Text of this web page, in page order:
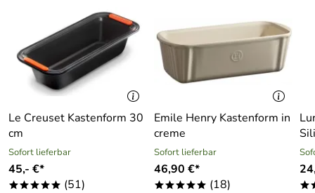
Le Creuset Kastenform 30
cm
Sofort lieferbar
45,- €*
***** (51)
Emile Henry Kastenform in
creme
Sofort lieferbar
46,90 €*
***** (18)